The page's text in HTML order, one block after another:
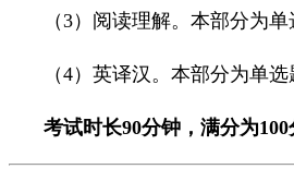
（3）阅读理解。本部分为
（4）英译汉。本部分为单
考试时长90分钟，满分为100